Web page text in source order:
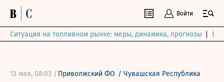
Войти
Ситуация на топливном рынке: меры, динамика, прогнозы
13 мая, 08:03 / Приволжский ФО / Чувашская Республика